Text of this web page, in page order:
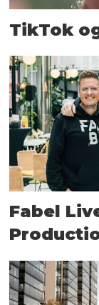
TikTok
Fabel